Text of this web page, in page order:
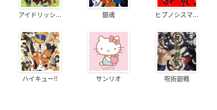
アイドリッシ... 銀魂 ヒプノシスマ...
ハイキュー!! サンリオ 呪術廻戦